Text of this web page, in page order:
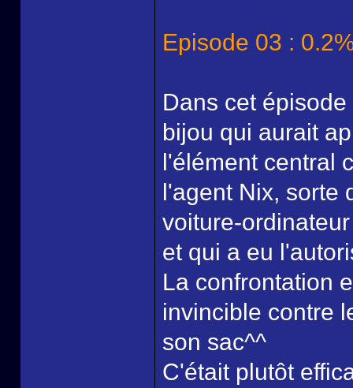
Episode 03 :
Dans cet
bijou qui aurait
l'élément central
l'agent Nix, sorte
voiture-
et qui a eu
La confrontation
invincible contre
son sac^^
C'était plutôt